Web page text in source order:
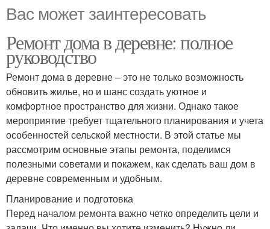
Вас может заинтересовать
Ремонт дома в деревне: полное
руководство
Ремонт дома в деревне – это не только возможность
обновить жилье, но и шанс создать уютное и
комфортное пространство для жизни. Однако такое
мероприятие требует тщательного планирования и учета
особенностей сельской местности. В этой статье мы
рассмотрим основные этапы ремонта, поделимся
полезными советами и покажем, как сделать ваш дом в
деревне современным и удобным.
Планирование и подготовка
Перед началом ремонта важно четко определить цели и